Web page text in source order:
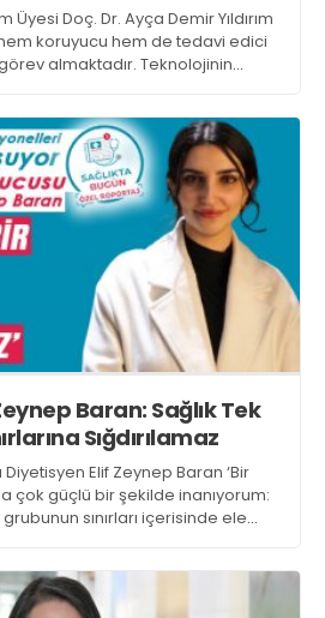
Doç. Dr. Ayça Demir Yıldırım
koruyucu hem de tedavi edici
almaktadır. Teknolojinin
Baran: Sağlık Tek
Sığdırılamaz
Elif Zeynep Baran ‘Bir
çok güçlü bir şekilde inanıyorum:
sınırları içerisinde ele